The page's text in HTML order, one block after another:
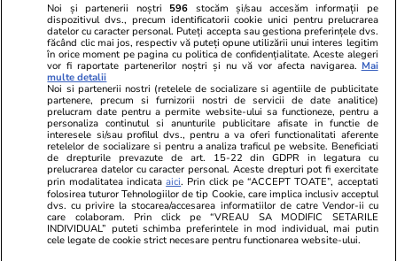
Știri România 23 iul.
Haos la admiterea la ASE 2026: candidaților li
se cere jumătate din taxa de școlarizare
înainte de a afla unde au fost repartizați
Infrastructura 24 iul.
Progresul remarcabil realizat într-o
săptămână de UMB la megaviaductul de la
Cleja, punctul critic pe șantierul autostrăzii A7
Noi și partenerii noștri 596 stocăm și/sau accesăm informații pe
dispozitivul dvs., precum identificatorii cookie unici pentru prelucrarea
datelor cu caracter personal. Puteți accepta sau gestiona preferințele dvs.
făcând clic mai jos, respectiv vă puteți opune utilizării unui interes legitim
în orice moment pe pagina cu politica de confidențialitate. Aceste alegeri
vor fi raportate partenerilor noștri și nu vă vor afecta navigarea. Mai
multe detalii
Noi si partenerii nostri (retelele de socializare si agentiile de publicitate
partenere, precum si furnizorii nostri de servicii de date analitice)
prelucram date pentru a permite website-ului sa functioneze, pentru a
personaliza continutul si anunturile publicitare afisate in functie de
interesele si/sau profilul dvs., pentru a va oferi functionalitati aferente
retelelor de socializare si pentru a analiza traficul pe website. Beneficiati
de drepturile prevazute de art. 15-22 din GDPR in legatura cu
prelucrarea datelor cu caracter personal. Aceste drepturi pot fi exercitate
prin modalitatea indicataaici. Prin click pe “ACCEPT TOATE”, acceptati
folosirea tuturor Tehnologiilor de tip Cookie, care implica inclusiv acceptul
dvs. cu privire la stocarea/accesarea informatiilor de catre Vendor-ii cu
care colaboram. Prin click pe “VREAU SA MODIFIC SETARILE
INDIVIDUAL” puteti schimba preferintele in mod individual, mai putin
cele legate de cookie strict necesare pentru functionarea website-ului.